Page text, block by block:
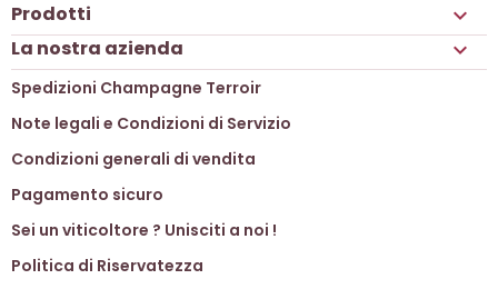
Prodotti 
La nostra azienda 
Spedizioni Champagne Terroir
Note legali e Condizioni di Servizio
Condizioni generali di vendita
Pagamento sicuro
Sei un viticoltore ? Unisciti a noi !
Politica di Riservatezza